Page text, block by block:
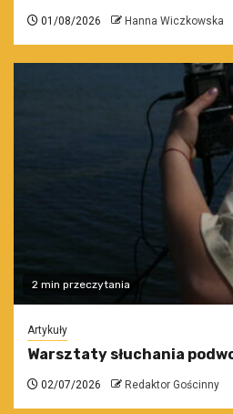
01/08/2026 Hanna Wiczkowska
2 min przeczytania
Artykuły
Warsztaty słuchania
02/07/2026 Redaktor Gościnny